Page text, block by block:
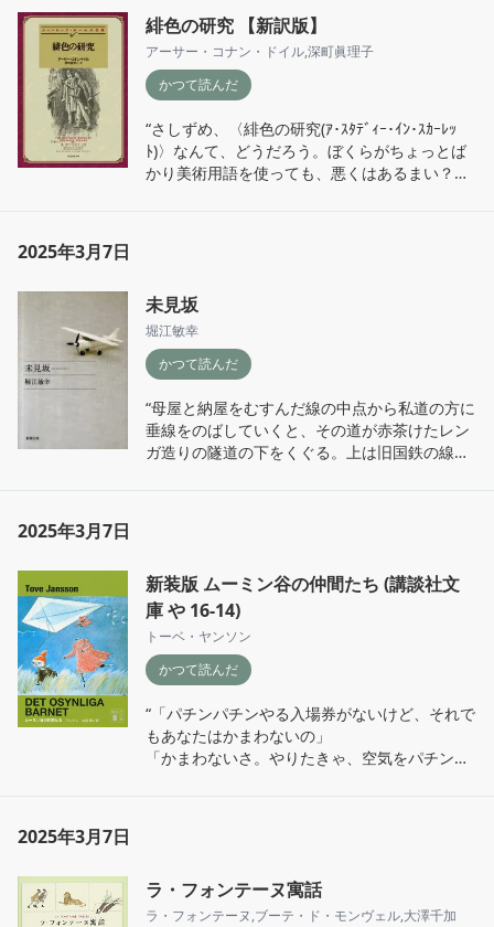
かげから、シャスタが一度もきいたことのない
声音がきこえてきましたーナイチンゲールでし
た。”
緋色の研究 【新訳版】
アーサー・コナン・ドイル,深町眞理子
かつて読んだ
“さしずめ、〈緋色の研究(ｱ･ｽﾀﾃﾞｨｰ･ｲﾝ･ｽｶｰﾚｯ
ﾄ)〉なんて、どうだろう。ぼくらがちょっとば
かり美術用語を使っても、悪くはあるまい？人
2025年3月7日
未見坂
堀江敏幸
かつて読んだ
“母屋と納屋をむすんだ線の中点から私道の方に
垂線をのばしていくと、その道が赤茶けたレン
ガ造りの隧道の下をくぐる。上は旧国鉄の線路
象を受ける。”
「トンネルのおじさん」より
2025年3月7日
新装版 ムーミン谷の仲間たち (講談社文
庫 や 16-14)
トーベ・ヤンソン
かつて読んだ
“「パチンパチンやる入場券がないけど、それで
もあなたはかまわないの」
「かまわないさ。やりたきゃ、空気をパチンパ
いるあなから、星を見ていました。”
「しずかなのがすきなヘムレンさん」より
2025年3月7日
ラ・フォンテーヌ寓話
ラ・フォンテーヌ,ブーテ・ド・モンヴェル,大澤千加